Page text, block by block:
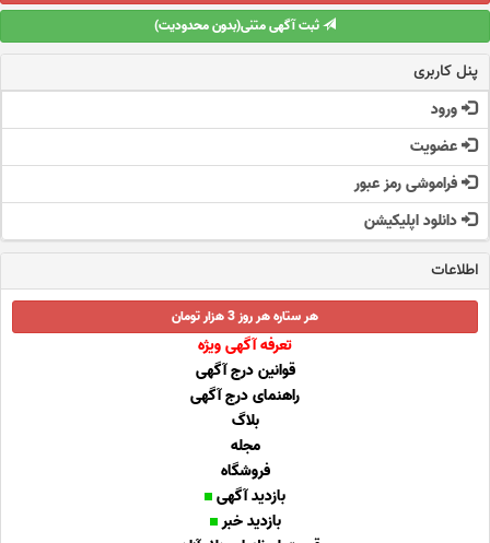
ثبت آگهی متنی(بدون محدودیت)
پنل کاربری
ورود
عضویت
فراموشی رمز عبور
دانلود اپلیکیشن
اطلاعات
هر ستاره هر روز 3 هزار تومان
تعرفه آگهی ویژه
قوانین درج آگهی
راهنمای درج آگهی
بلاگ
مجله
فروشگاه
بازدید آگهی
بازدید خبر